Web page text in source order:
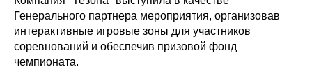
Генерального партнера мероприятия, организовав
интерактивные игровые зоны для участников
соревнований и обеспечив призовой фонд
чемпионата.